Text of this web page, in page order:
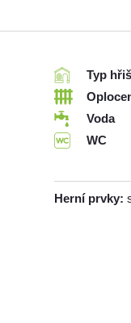
Typ
Voda
WC
Herní prvky: